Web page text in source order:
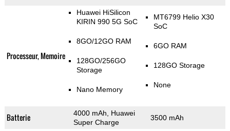
Processeur, Memoire
Huawei HiSilicon
KIRIN 990 5G SoC
8GO/12GO RAM
128GO/256GO
Storage
Nano Memory
MT6799 Helio X30
SoC
6GO RAM
128GO Storage
None
Batterie
4000 mAh, Huawei
Super Charge
3500 mAh